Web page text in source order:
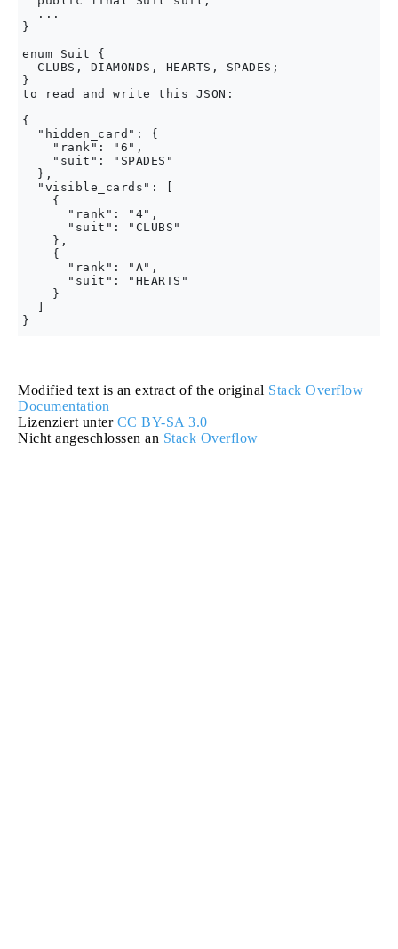
  ...
}
enum Suit {
  CLUBS, DIAMONDS, HEARTS, SPADES;
}
to read and write this JSON:
{
  "hidden_card": {
    "rank": "6",
    "suit": "SPADES"
  },
  "visible_cards": [
    {
      "rank": "4",
      "suit": "CLUBS"
    },
    {
      "rank": "A",
      "suit": "HEARTS"
    }
Modified text is an extract of the original Stack Overflow
Documentation
Lizenziert unter CC BY-SA 3.0
Nicht angeschlossen an Stack Overflow